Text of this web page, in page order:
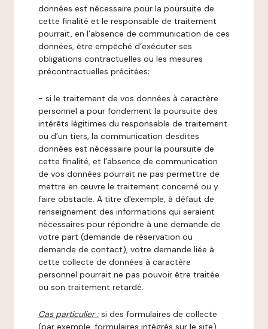
données est nécessaire pour la poursuite de
cette finalité et le responsable de traitement
pourrait, en l’absence de communication de ces
données, être empêché d’exécuter ses
obligations contractuelles ou les mesures
précontractuelles précitées;
- si le traitement de vos données à caractère
personnel a pour fondement la poursuite des
intérêts légitimes du responsable de traitement
ou d’un tiers, la communication desdites
données est nécessaire pour la poursuite de
cette finalité, et l’absence de communication
de vos données pourrait ne pas permettre de
mettre en œuvre le traitement concerné ou y
faire obstacle. A titre d'exemple, à défaut de
renseignement des informations qui seraient
nécessaires pour répondre à une demande de
votre part (demande de réservation ou
demande de contact), votre demande liée à
cette collecte de données à caractère
personnel pourrait ne pas pouvoir être traitée
ou son traitement retardé.
Cas particulier : si des formulaires de collecte
(par exemple, formulaires intégrés sur le site)